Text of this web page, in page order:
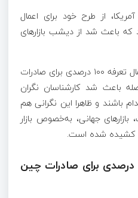
از طرح خود برای اعمال
داد که باعث شد از دیشب بازار‌های
روز گذشته، دونالد ترامپ از اعمال تعرفه ۱۰۰ درصدی برای صادرات
باعث شد کارشناسان نگران
باشند و ظاهرا این نگرانی هم
جهانی، به‌خصوص بازار
کشیده شده است.
هدف ترامپ از تعرفه ۱۰۰ درصدی برای صادرات چین